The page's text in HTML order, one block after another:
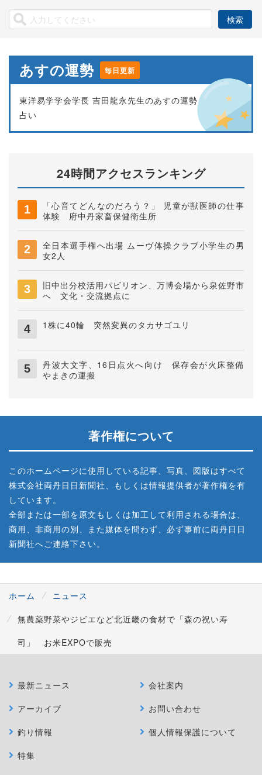
あすの運勢 毎日更新
東洋易学学会学長 吉田龍永先生のあすの運勢
占い
24時間アクセスランキング
「心音てどんなのだろう？」 児童が獣医師の仕事
体験 府中丹家畜保健衛生所
全日本選手権へ出場 ムーヴ体操クラブ小学生の男
女2人
旧中出分校活用パビリオン、万博会場から泉佐野市
へ 文化・交流拠点に
1株に40輪 突然変異のタカサゴユリ
丹波大文字、16日点火へ向け 保存会が火床整備
やまきの運搬
著作権について
このホームページに使用している記事、写真、図版はすべて
株式会社両丹日日新聞社、もしくは情報提供者が著作権を有
しています。
全部または一部を原文もしくは加工して利用される場合は、
商用、非商用の別、また媒体を問わず、必ず事前に両丹日日
新聞社へご連絡下さい。
ホーム
ニュース
無農薬野菜やジビエなど北近畿の食材で「森の祝い寿
司」 お米EXPOで販売
最新ニュース
アーカイブ
釣り情報
特集
会社案内
お問い合わせ
個人情報保護について